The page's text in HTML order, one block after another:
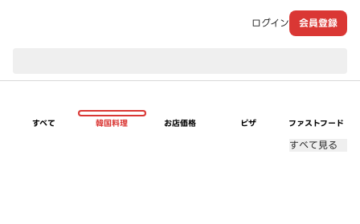
ログイン 会員登録
すべて 韓国料理 お店価格 ピザ ファストフード
すべて見る